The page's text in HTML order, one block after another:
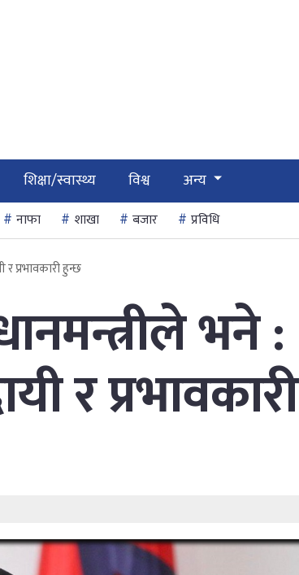
शिक्षा/स्वास्थ्य विश्व अन्य
नाफा शाखा बजार प्रविधि
प्रभावकारी हुन्छ
भने :
र प्रभावकारी